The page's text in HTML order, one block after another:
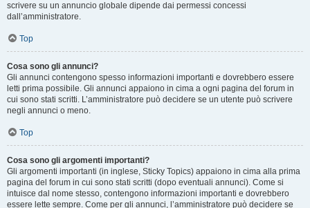
scrivere su un annuncio globale dipende dai permessi concessi
dall’amministratore.
Top
Cosa sono gli annunci?
Gli annunci contengono spesso informazioni importanti e dovrebbero essere
letti prima possibile. Gli annunci appaiono in cima a ogni pagina del forum in
cui sono stati scritti. L’amministratore può decidere se un utente può scrivere
negli annunci o meno.
Top
Cosa sono gli argomenti importanti?
Gli argomenti importanti (in inglese, Sticky Topics) appaiono in cima alla prima
pagina del forum in cui sono stati scritti (dopo eventuali annunci). Come si
intuisce dal nome stesso, contengono informazioni importanti e dovrebbero
essere lette sempre. Come per gli annunci, l’amministratore può decidere se